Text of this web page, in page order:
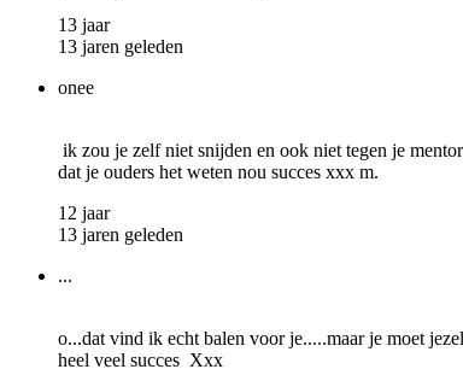
13 jaar
13 jaren geleden
onee
ik zou je zelf niet snijden en ook niet tegen je
dat je ouders het weten nou succes xxx m.
12 jaar
13 jaren geleden
...
o...dat vind ik echt balen voor je.....maar je moet
heel veel succes Xxx